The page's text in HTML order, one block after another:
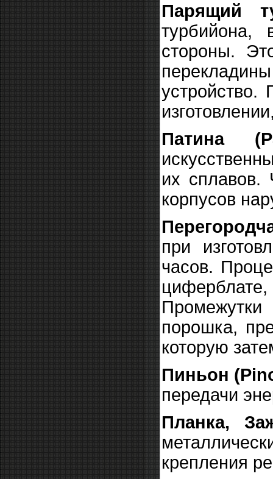
Парящий
турбийона,
стороны.
Патина
их сплавов.
корпусов
при
часов.
порошка,
которую
Пиньон
передачи
Планка,
крепления